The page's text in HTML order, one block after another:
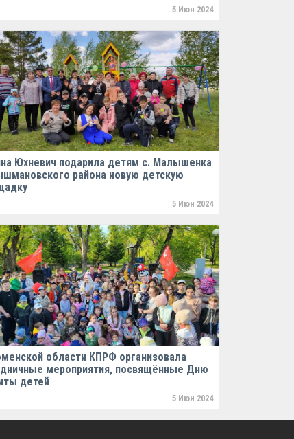
5 Июн 2024
Юхневич подарила детям с. Малышенка
района новую детскую
5 Июн 2024
области КПРФ организовала
мероприятия, посвящённые Дню
детей
5 Июн 2024